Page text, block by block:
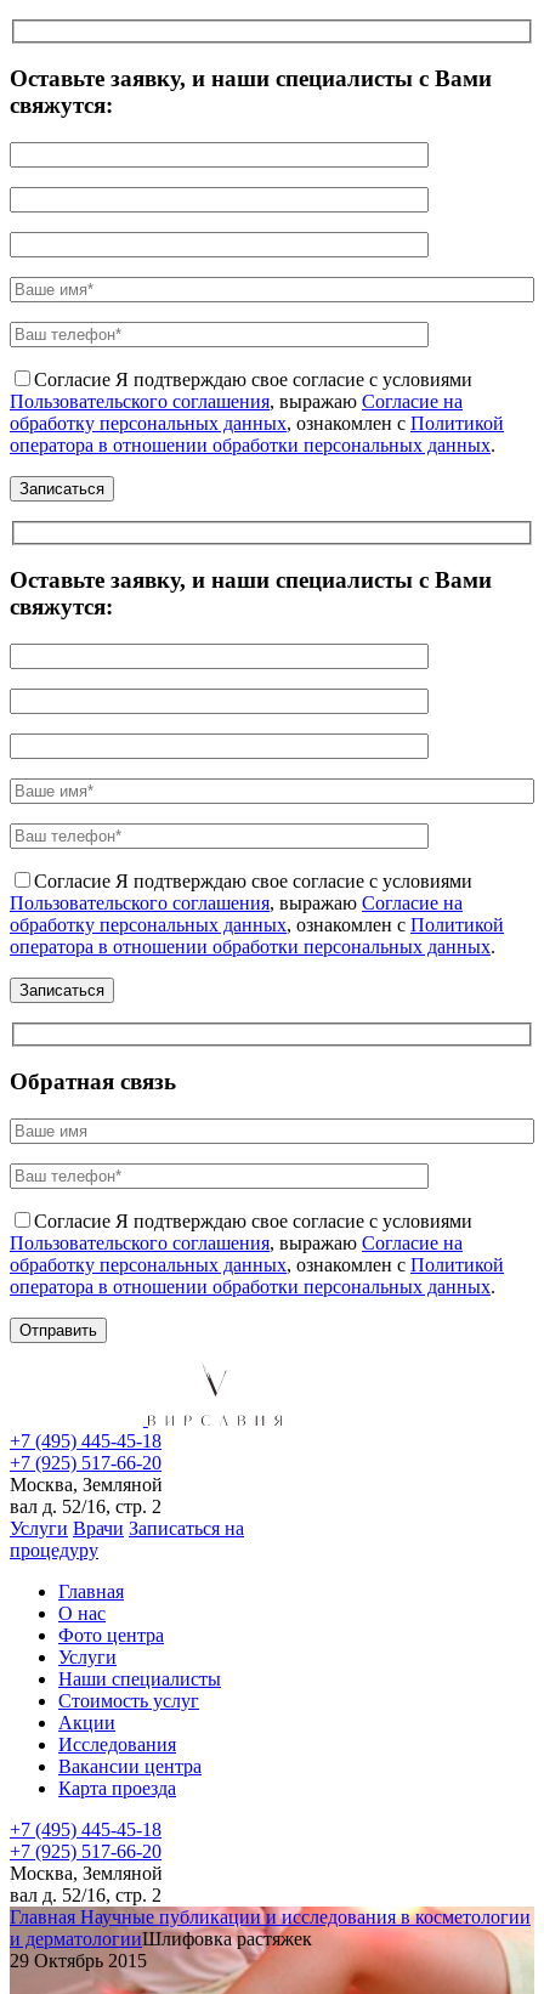
Оставьте заявку, и наши специалисты с Вами
свяжутся:
Согласие Я подтверждаю свое согласие с условиями
Пользовательского соглашения, выражаю Согласие на
обработку персональных данных, ознакомлен с Политикой
оператора в отношении обработки персональных данных.
Оставьте заявку, и наши специалисты с Вами
свяжутся:
Согласие Я подтверждаю свое согласие с условиями
Пользовательского соглашения, выражаю Согласие на
обработку персональных данных, ознакомлен с Политикой
оператора в отношении обработки персональных данных.
Обратная связь
Согласие Я подтверждаю свое согласие с условиями
Пользовательского соглашения, выражаю Согласие на
обработку персональных данных, ознакомлен с Политикой
оператора в отношении обработки персональных данных.
+7 (495) 445-45-18
+7 (925) 517-66-20
Москва, Земляной
вал д. 52/16, стр. 2
Услуги Врачи Записаться на
процедуру
Главная
О нас
Фото центра
Услуги
Наши специалисты
Стоимость услуг
Акции
Исследования
Вакансии центра
Карта проезда
+7 (495) 445-45-18
+7 (925) 517-66-20
Москва, Земляной
вал д. 52/16, стр. 2
Главная Научные публикации и исследования в косметологии
и дерматологииШлифовка растяжек
29 Октябрь 2015